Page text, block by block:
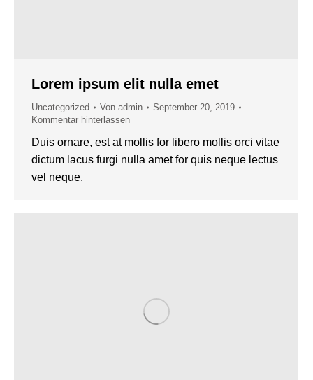
Lorem ipsum elit nulla emet
Uncategorized Von admin
September 20, 2019
Kommentar hinterlassen
Duis ornare, est at mollis for libero mollis orci vitae
dictum lacus furgi nulla amet for quis neque lectus
vel neque.